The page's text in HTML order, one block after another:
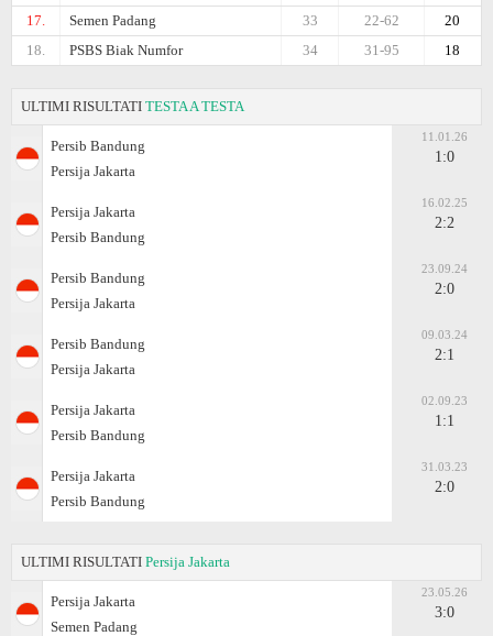
17.
Semen Padang 20
22-62
33
18.
PSBS Biak Numfor 18
31-95
34
ULTIMI RISULTATI TESTA A TESTA
Persib Bandung
Persija Jakarta
11.01.26
1:0
Persija Jakarta
Persib Bandung
16.02.25
2:2
Persib Bandung
Persija Jakarta
23.09.24
2:0
Persib Bandung
Persija Jakarta
09.03.24
2:1
Persija Jakarta
Persib Bandung
02.09.23
1:1
Persija Jakarta
Persib Bandung
31.03.23
2:0
ULTIMI RISULTATI Persija Jakarta
Persija Jakarta
Semen Padang
23.05.26
3:0